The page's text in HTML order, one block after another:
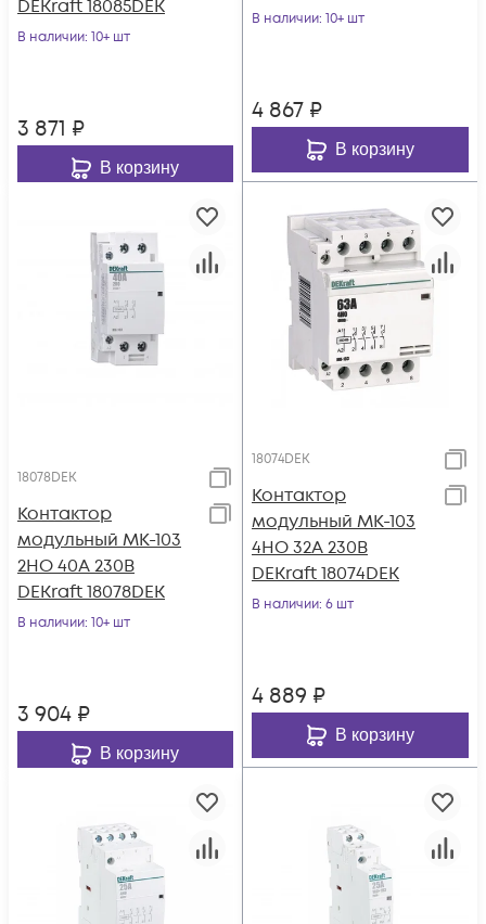
DEKraft 18085DEK
В наличии: 10+ шт
3 871 ₽
В корзину
В наличии: 10+ шт
4 867 ₽
В корзину
18078DEK
Контактор
модульный МК-103
2НО 40А 230В
DEKraft 18078DEK
В наличии: 10+ шт
3 904 ₽
В корзину
18074DEK
Контактор
модульный МК-103
4НО 32А 230В
DEKraft 18074DEK
В наличии: 6 шт
4 889 ₽
В корзину